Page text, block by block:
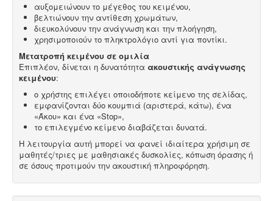
αυξομειώνουν το μέγεθος του κειμένου,
βελτιώνουν την αντίθεση χρωμάτων,
διευκολύνουν την ανάγνωση και την πλοήγηση,
χρησιμοποιούν το πληκτρολόγιο αντί για ποντίκι.
Μετατροπή κειμένου σε ομιλία
Επιπλέον, δίνεται η δυνατότητα ακουστικής ανάγνωσης
κειμένου:
ο χρήστης επιλέγει οποιοδήποτε κείμενο της σελίδας,
εμφανίζονται δύο κουμπιά (αριστερά, κάτω), ένα
«Άκου» και ένα «Stop»,
το επιλεγμένο κείμενο διαβάζεται δυνατά.
Η λειτουργία αυτή μπορεί να φανεί ιδιαίτερα χρήσιμη σε
μαθητές/τριες με μαθησιακές δυσκολίες, κόπωση όρασης ή
σε όσους προτιμούν την ακουστική πληροφόρηση.